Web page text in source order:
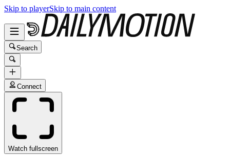
Skip to playerSkip to main content
Search
Connect
Watch fullscreen